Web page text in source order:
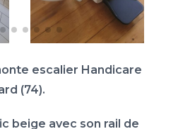
escalier Handicare
(74).
beige avec son rail de